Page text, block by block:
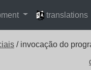
languages
translations
/ invocação do